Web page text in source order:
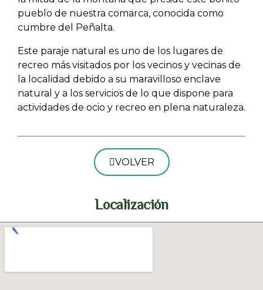
pueblo de nuestra comarca, conocida como
cumbre del Peñalta.
Este paraje natural es uno de los lugares de
recreo más visitados por los vecinos y vecinas de
la localidad debido a su maravilloso enclave
natural y a los servicios de lo que dispone para
actividades de ocio y recreo en plena naturaleza.
VOLVER
Localización